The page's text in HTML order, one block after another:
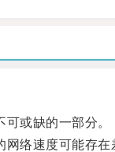
或缺的一部分。
速度可能存在